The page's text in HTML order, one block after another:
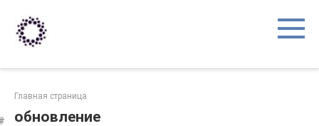
контенту
Главная страница
обновление